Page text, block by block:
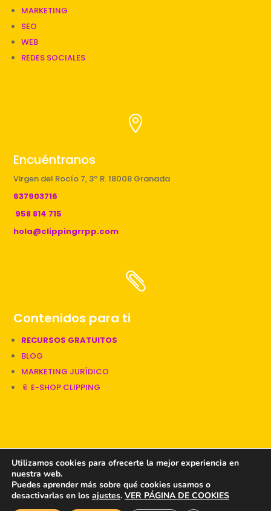
MARKETING
SEO
WEB
REDES SOCIALES

Encuéntranos
Virgen del Rocío 7, 3º R. 18008 Granada
637903716
958 814 715
hola@clippingrrpp.com

Contenidos para ti
RECURSOS GRATUITOS
BLOG
MARKETING JURÍDICO
📎 E-SHOP CLIPPING
📎 Una web diseñada por Clipping
PRIVACIDAD|COOKIES
Utilizamos cookies para ofrecerte la mejor experiencia en
nuestra web.
Puedes aprender más sobre qué cookies usamos o
desactivarlas en los ajustes. VER PÁGINA DE COOKIES